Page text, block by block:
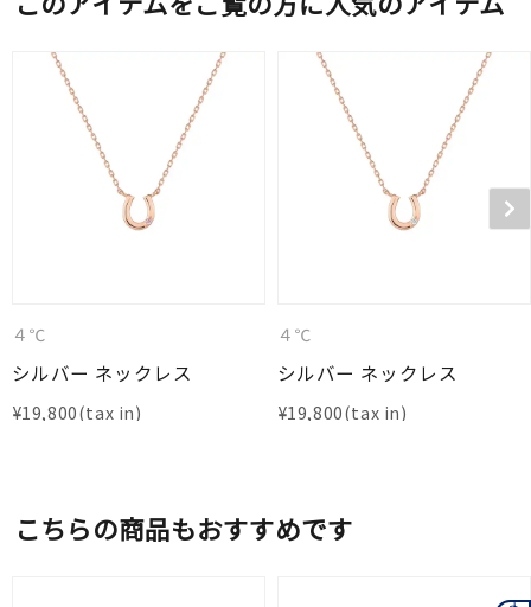
４℃
シルバー ネックレス
¥19,800
４℃
シルバー ネックレス
¥19,800
こちらの商品もおすすめです